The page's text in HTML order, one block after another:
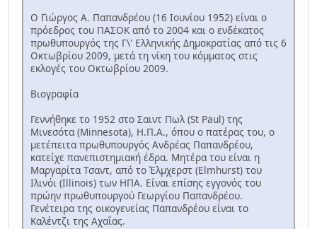
Ο Γιώργος Α. Παπανδρέου (16 Ιουνίου 1952) είναι ο
πρόεδρος του ΠΑΣΟΚ από το 2004 και ο ενδέκατος
πρωθυπουργός της Γ\' Ελληνικής Δημοκρατίας από τις 6
Οκτωβρίου 2009, μετά τη νίκη του κόμματος στις
εκλογές του Οκτωβρίου 2009.
Βιογραφία
Γεννήθηκε το 1952 στο Σαιντ Πωλ (St Paul) της
Μινεσότα (Minnesota), Η.Π.Α., όπου ο πατέρας του, ο
μετέπειτα πρωθυπουργός Ανδρέας Παπανδρέου,
κατείχε πανεπιστημιακή έδρα. Μητέρα του είναι η
Μαργαρίτα Τσαντ, από το Έλμχερστ (Elmhurst) του
Ιλινόι (Illinois) των ΗΠΑ. Είναι επίσης εγγονός του
πρώην πρωθυπουργού Γεωργίου Παπανδρέου.
Γενέτειρα της οικογενείας Παπανδρέου είναι το
Καλέντζι της Αχαΐας.